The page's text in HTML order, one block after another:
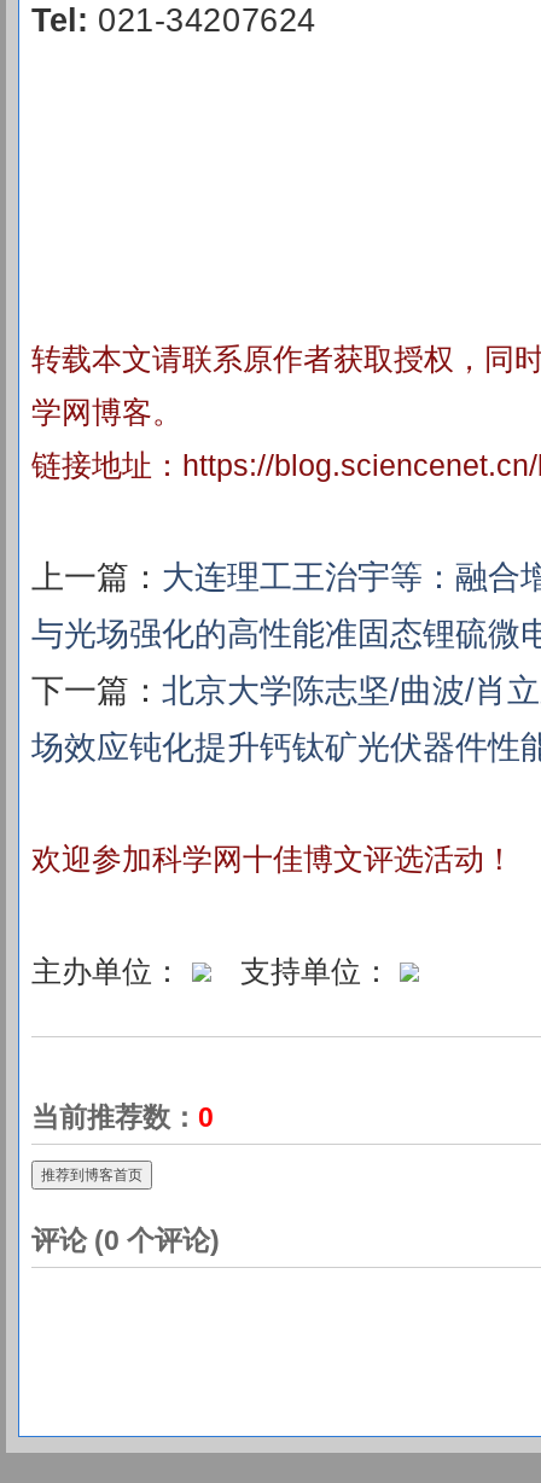
Tel: 021-34207624
转载本文请联系原作者获取授权，同
学网博客。
链接地址： https://
上一篇： 大连理工王治宇等：融合
与光场强化的高性能准固态锂硫微
下一篇： 北京大学陈志坚/曲波/肖
场效应钝化提升钙钛矿光伏器件性
欢迎参加科学网十佳博文评选活动！
主办单位： 支持单位：
当前推荐数： 0
推荐到博客首页
评论 (0 个评论)